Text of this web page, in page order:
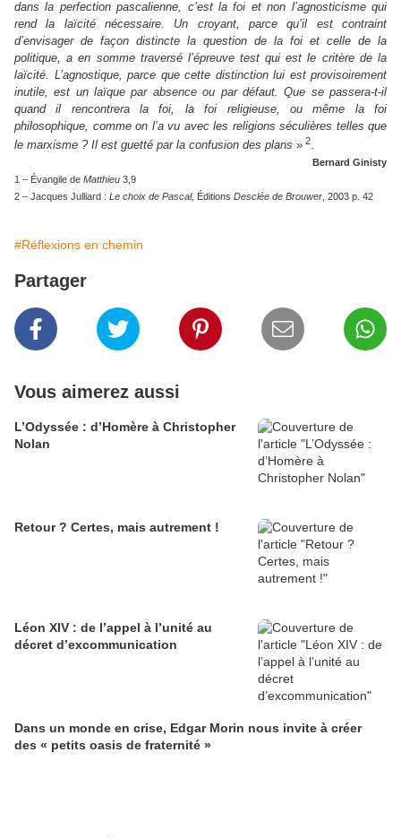
dans la perfection pascalienne, c’est la foi et non l’agnosticisme qui
rend la laïcité nécessaire. Un croyant, parce qu’il est contraint
d’envisager de façon distincte la question de la foi et celle de la
politique, a en somme traversé l’épreuve test qui est le critère de la
laïcité. L’agnostique, parce que cette distinction lui est provisoirement
inutile, est un laïque par absence ou par défaut. Que se passera-t-il
quand il rencontrera la foi, la foi religieuse, ou même la foi
philosophique, comme on l’a vu avec les religions séculières telles que
le marxisme ? Il est guetté par la confusion des plans » 2.
Bernard Ginisty
1 – Évangile de Matthieu 3,9
2 – Jacques Julliard : Le choix de Pascal, Éditions Desclée de Brouwer , 2003 p. 42
#Réflexions en chemin
Partager
Vous aimerez aussi
L’Odyssée : d’Homère à Christopher
Nolan
Retour ? Certes, mais autrement !
Léon XIV : de l’appel à l’unité au
décret d’excommunication
Dans un monde en crise, Edgar Morin nous invite à créer
des « petits oasis de fraternité »